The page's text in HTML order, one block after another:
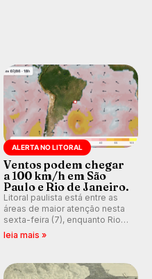
ALERTA NO LITORAL
Ventos podem chegar
a 100 km/h em São
Paulo e Rio de Janeiro.
Litoral paulista está entre as
áreas de maior atenção nesta
sexta-feira (7), enquanto Rio
de Janeiro também recebe
km/h em Itanhaém.
leia mais »